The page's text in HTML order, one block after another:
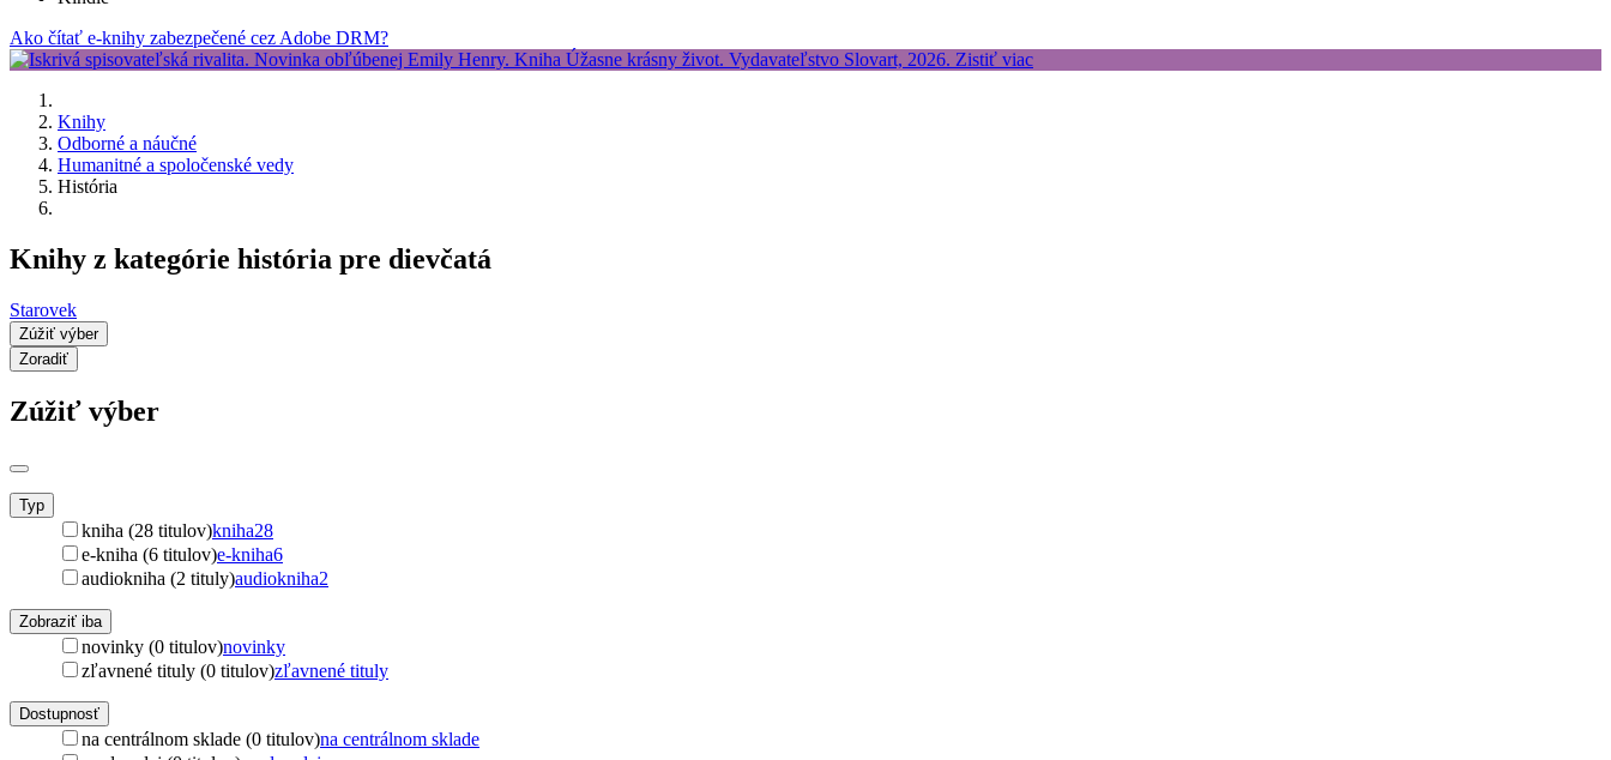
Ako čítať e-knihy zabezpečené cez Adobe DRM?
Knihy
Odborné a náučné
Humanitné a spoločenské vedy
História
Knihy z kategórie história pre dievčatá
Starovek
Zúžiť výber
Zoradiť
Zúžiť výber
Typ
kniha (28 titulov)kniha28
e-kniha (6 titulov)e-kniha6
audiokniha (2 tituly)audiokniha2
Zobraziť iba
novinky (0 titulov)novinky
zľavnené tituly (0 titulov)zľavnené tituly
Dostupnosť
na centrálnom sklade (0 titulov)na centrálnom sklade